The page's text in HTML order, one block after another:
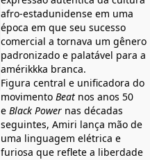
afro-estadunidense em uma
época em que seu sucesso
comercial a tornava um gênero
padronizado e palatável para a
amérikkka branca.
Figura central e unificadora do
movimento Beat nos anos 50
e Black Power nas décadas
seguintes, Amiri lança mão de
uma linguagem elétrica e
furiosa que reflete a liberdade